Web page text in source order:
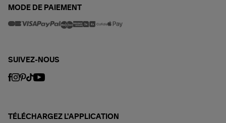
MODE DE PAIEMENT
SUIVEZ-NOUS
TÉLÉCHARGEZ L'APPLICATION